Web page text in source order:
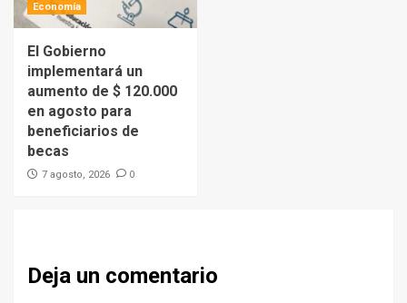
Economía
El Gobierno
implementará un
aumento de $ 120.000
en agosto para
beneficiarios de
becas
7 agosto, 2026 0
Deja un comentario